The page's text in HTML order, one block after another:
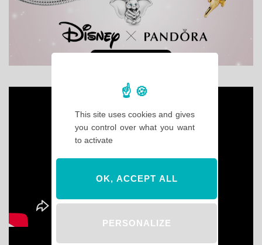
This site uses cookies and gives
you control over what you want
to activate
OK, ACCEPT ALL
PERSONALIZE